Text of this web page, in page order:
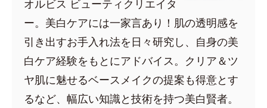
オルビス ビューティクリエイタ
ー。美白ケアには一家言あり！肌の透明感を
引き出すお手入れ法を日々研究し、自身の美
白ケア経験をもとにアドバイス。クリア＆ツ
ヤ肌に魅せるベースメイクの提案も得意とす
るなど、幅広い知識と技術を持つ美白賢者。